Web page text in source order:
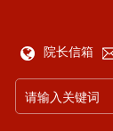
院长信箱